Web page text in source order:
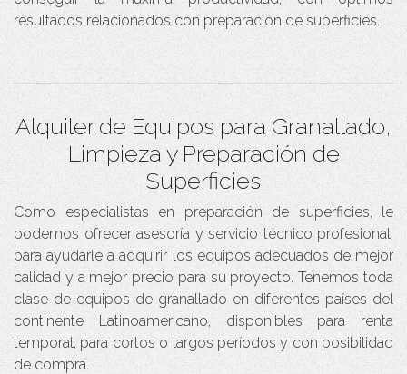
resultados relacionados con preparación de superficies.
Alquiler de Equipos para Granallado,
Limpieza y Preparación de
Superficies
Como especialistas en preparación de superficies, le
podemos ofrecer asesoría y servicio técnico profesional,
para ayudarle a adquirir los equipos adecuados de mejor
calidad y a mejor precio para su proyecto. Tenemos toda
clase de equipos de granallado en diferentes países del
continente Latinoamericano, disponibles para renta
temporal, para cortos o largos períodos y con posibilidad
de compra.